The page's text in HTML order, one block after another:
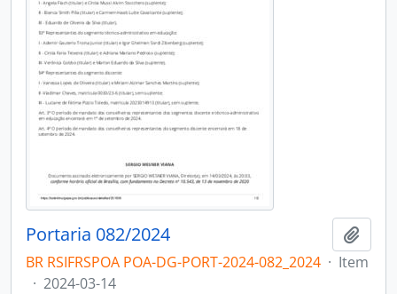
Portaria 082/2024
BR RSIFRSPOA POA-DG-PORT-2024-082_2024 · Item
· 2024-03-14